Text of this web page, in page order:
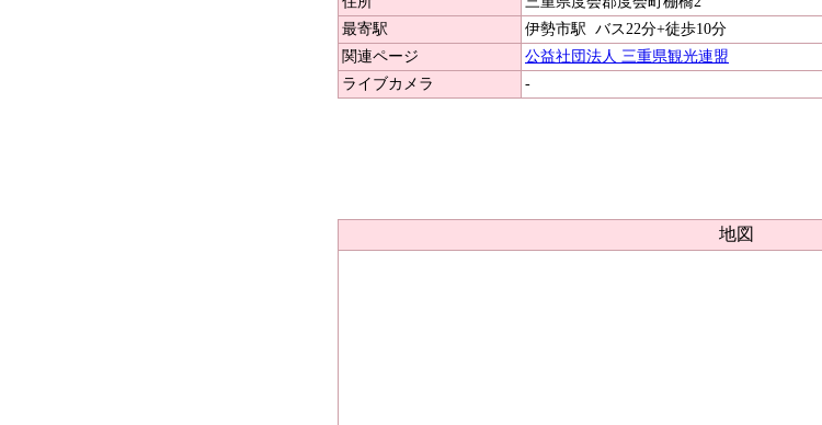
最寄駅
伊勢市駅 バス22分+徒歩10分
関連ページ
公益社団法人 三重県観光連盟
ライブカメラ
-
地図